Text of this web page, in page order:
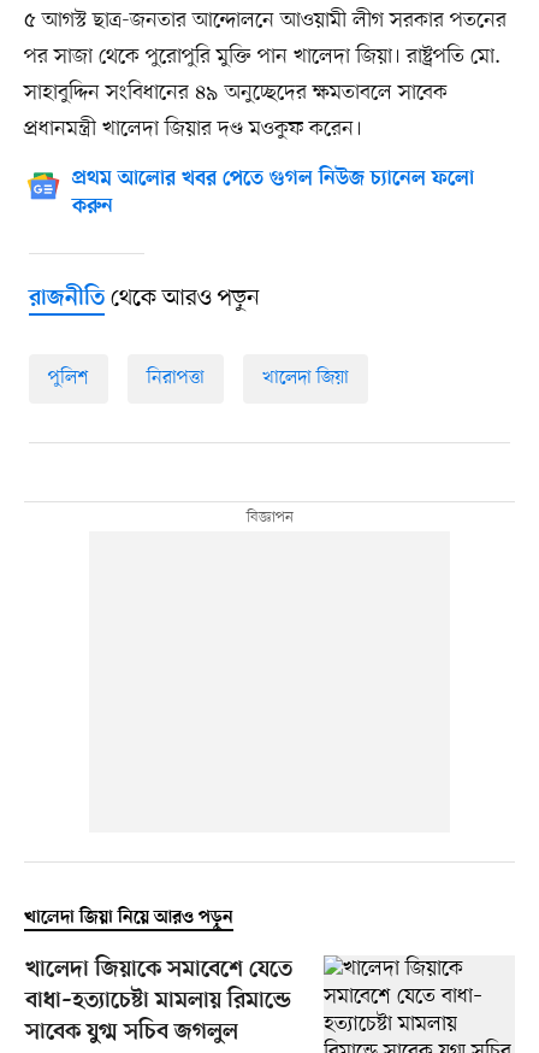
৫ আগস্ট ছাত্র-জনতার আন্দোলনে আওয়ামী লীগ সরকার পতনের
পর সাজা থেকে পুরোপুরি মুক্তি পান খালেদা জিয়া। রাষ্ট্রপতি মো.
সাহাবুদ্দিন সংবিধানের ৪৯ অনুচ্ছেদের ক্ষমতাবলে সাবেক
প্রধানমন্ত্রী খালেদা জিয়ার দণ্ড মওকুফ করেন।
প্রথম আলোর খবর পেতে গুগল নিউজ চ্যানেল ফলো
করুন
রাজনীতিথেকে আরও পড়ুন
পুলিশ নিরাপত্তা খালেদা জিয়া
খালেদা জিয়া নিয়ে আরও পড়ুন
খালেদা জিয়াকে সমাবেশে যেতে
বাধা–হত্যাচেষ্টা মামলায় রিমান্ডে
সাবেক যুগ্ম সচিব জগলুল